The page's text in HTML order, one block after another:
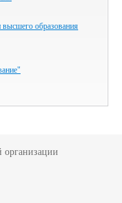
образования
организации